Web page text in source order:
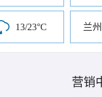
13/23°C
营销